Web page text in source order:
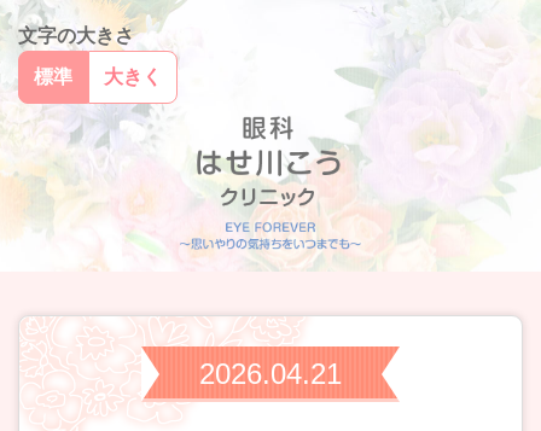
文字の大きさ
標準
大きく
2026.04.21